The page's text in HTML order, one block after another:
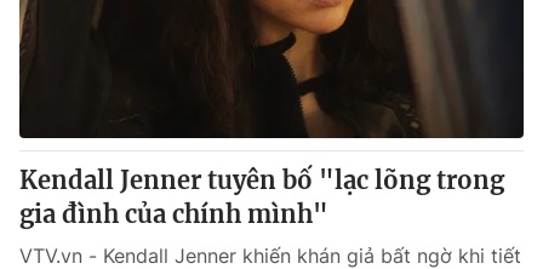
Kendall Jenner tuyên bố "lạc lõng trong
gia đình của chính mình"
VTV.vn - Kendall Jenner khiến khán giả bất ngờ khi tiết